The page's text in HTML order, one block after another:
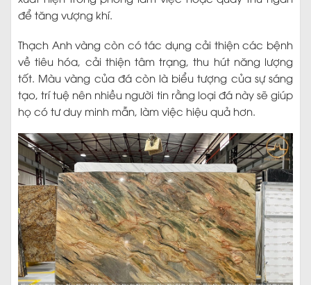
để tăng vượng khí.
Thạch Anh vàng còn có tác dụng cải thiện các bệnh
về tiêu hóa, cải thiện tâm trạng, thu hút năng lượng
tốt. Màu vàng của đá còn là biểu tượng của sự sáng
tạo, trí tuệ nên nhiều người tin rằng loại đá này sẽ giúp
họ có tư duy minh mẫn, làm việc hiệu quả hơn.